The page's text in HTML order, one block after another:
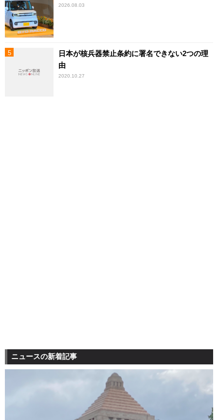
2026.08.03
日本が核兵器禁止条約に署名できない2つの理
由
2020.10.27
ニュースの新着記事